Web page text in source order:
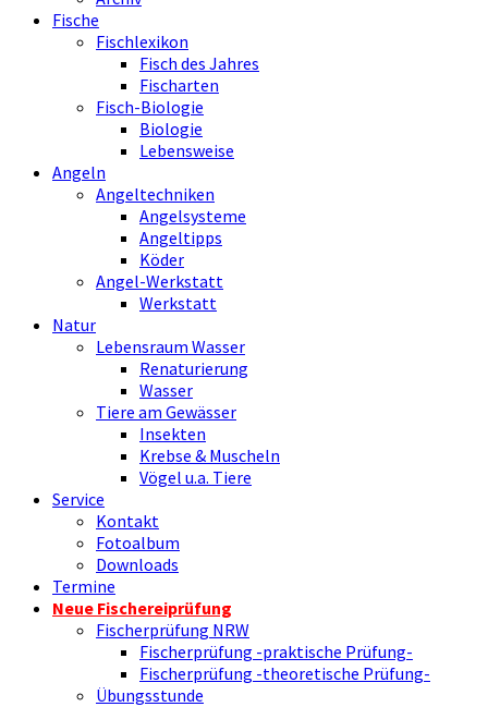
Fische
Fischlexikon
Fisch des Jahres
Fischarten
Fisch-Biologie
Biologie
Lebensweise
Angeln
Angeltechniken
Angelsysteme
Angeltipps
Köder
Angel-Werkstatt
Werkstatt
Natur
Lebensraum Wasser
Renaturierung
Wasser
Tiere am Gewässer
Insekten
Krebse & Muscheln
Vögel u.a. Tiere
Service
Kontakt
Fotoalbum
Downloads
Termine
Neue Fischereiprüfung
Fischerprüfung NRW
Fischerprüfung -praktische Prüfung-
Fischerprüfung -theoretische Prüfung-
Übungsstunde